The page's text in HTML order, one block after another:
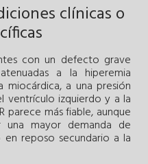
clínicas o
con un defecto grave
a la hiperemia
miocárdica, a una presión
ventrículo izquierdo y a la
parece más fiable, aunque
mayor demanda de
reposo secundario a la